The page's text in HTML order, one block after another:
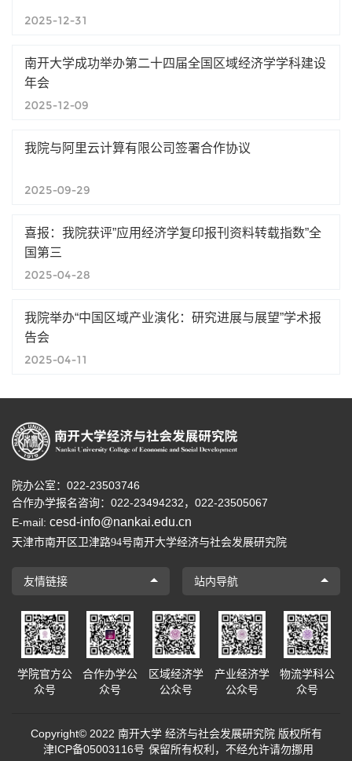
2025-12-31
南开大学成功举办第二十四届全国区域经济学学科建设
年会
2025-12-09
我院与阿里云计算有限公司签署合作协议
2025-09-29
喜报：我院获评”应用经济学复印报刊资料转载指数”全
国第三
2025-04-28
我院举办“中国区域产业演化：研究进展与展望”学术报
告会
2025-04-11
院办公室：022-23503746
合作办学报名咨询： 022-23494232， 022-23505067
E-mail: cesd-info@nankai.edu.cn
天津市南开区卫津路94号南开大学经济与社会发展研究院
友情链接 站内导航
学院官方公
众号
合作办学公
众号
区域经济学
公众号
产业经济学
公众号
物流学科公
众号
Copyright© 2022 南开大学 经济与社会发展研究院 版权所有
津ICP备05003116号 保留所有权利，不经允许请勿挪用